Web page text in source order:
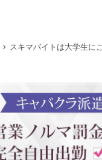
スキマバイトは大学生に